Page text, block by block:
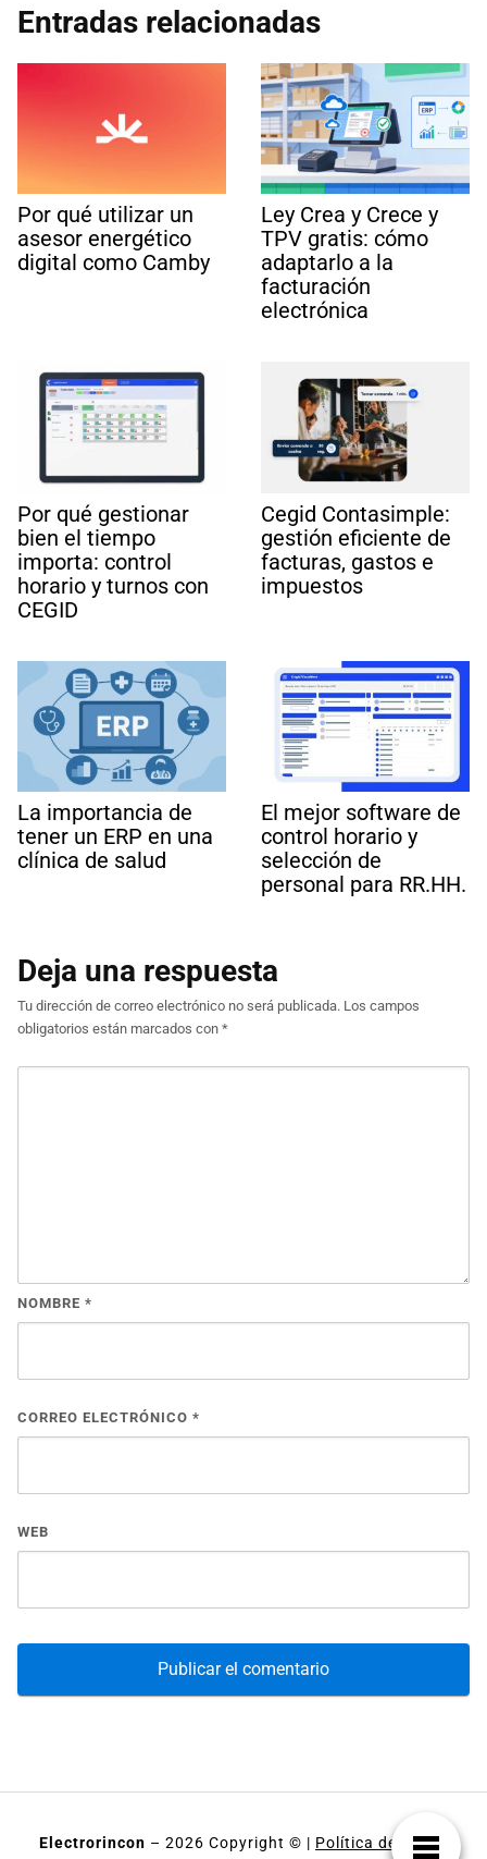
Entradas relacionadas
Por qué utilizar un
asesor energético
digital como Camby
Ley Crea y Crece y
TPV gratis: cómo
adaptarlo a la
facturación
electrónica
Por qué gestionar
bien el tiempo
importa: control
horario y turnos con
CEGID
Cegid Contasimple:
gestión eficiente de
facturas, gastos e
impuestos
La importancia de
tener un ERP en una
clínica de salud
El mejor software de
control horario y
selección de
personal para RR.HH.
Deja una respuesta
Tu dirección de correo electrónico no será publicada. Los campos
obligatorios están marcados con *
NOMBRE *
CORREO ELECTRÓNICO *
WEB
Electrorincon – 2026 Copyright © | Política de